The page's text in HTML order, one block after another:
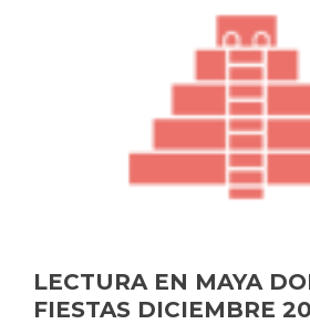
LECTURA EN MAYA
FIESTAS DICIEMBRE